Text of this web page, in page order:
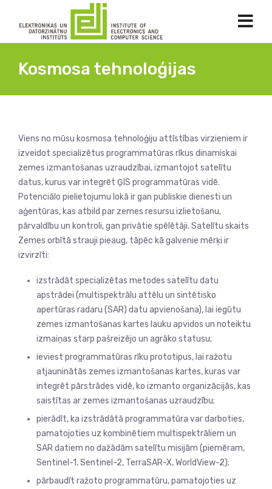
Kosmosa tehnoloģijas
Viens no mūsu kosmosa tehnoloģiju attīstības virzieniem ir
izveidot specializētus programmatūras rīkus dinamiskai
zemes izmantošanas uzraudzībai, izmantojot satelītu
datus, kurus var integrēt ĢIS programmatūras vidē.
Potenciālo pielietojumu lokā ir gan publiskie dienesti un
aģentūras, kas atbild par zemes resursu izlietošanu,
pārvaldību un kontroli, gan privātie spēlētāji. Satelītu skaits
Zemes orbītā strauji pieaug, tāpēc kā galvenie mērķi ir
izvirzīti:
izstrādāt specializētas metodes satelītu datu
apstrādei (multispektrālu attēlu un sintētisko
apertūras radaru (SAR) datu apvienošana), lai iegūtu
zemes izmantošanas kartes lauku apvidos un noteiktu
izmaiņas starp pašreizējo un agrāko statusu;
ieviest programmatūras rīku prototipus, lai ražotu
atjauninātās zemes izmantošanas kartes, kuras var
integrēt pārstrādes vidē, ko izmanto organizācijās, kas
saistītas ar zemes izmantošanas uzraudzību;
pierādīt, ka izstrādātā programmatūra var darboties,
pamatojoties uz kombinētiem multispektrāliem un
SAR datiem no dažādām satelītu misijām (piemēram,
Sentinel-1, Sentinel-2, TerraSAR-X, WorldView-2);
pārbaudīt ražoto programmatūru, pamatojoties uz